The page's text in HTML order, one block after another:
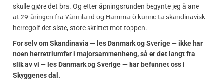
skulle gjøre det bra. Og etter åpningsrunden begynte jeg å ane
at 29-åringen fra Värmland og Hammarö kunne ta skandinavisk
herregolf det siste, store skrittet mot toppen.
For selv om Skandinavia — les Danmark og Sverige — ikke har
noen herretriumfer i majorsammenheng, så er det langt fra
slik av vi — les Danmark og Sverige — har befunnet oss i
Skyggenes dal.